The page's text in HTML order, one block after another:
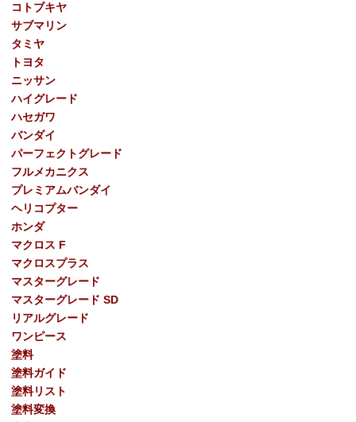
コトブキヤ
サブマリン
タミヤ
トヨタ
ニッサン
ハイグレード
ハセガワ
バンダイ
パーフェクトグレード
フルメカニクス
プレミアムバンダイ
ヘリコプター
ホンダ
マクロス F
マクロスプラス
マスターグレード
マスターグレード SD
リアルグレード
ワンピース
塗料
塗料ガイド
塗料リスト
塗料変換